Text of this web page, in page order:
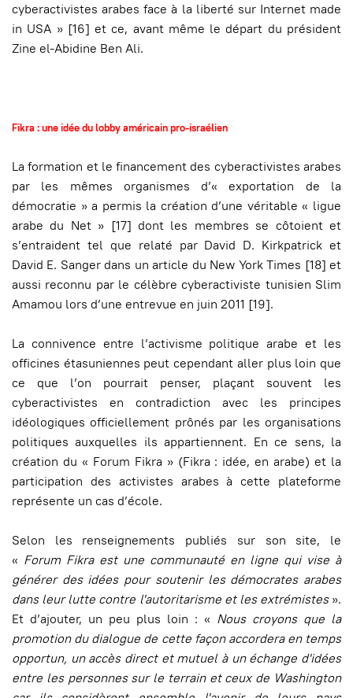
cyberactivistes arabes face à la liberté sur Internet made
in USA » [16] et ce, avant même le départ du président
Zine el-Abidine Ben Ali.
Fikra : une idée du lobby américain pro-israélien
La formation et le financement des cyberactivistes arabes
par les mêmes organismes d’« exportation de la
démocratie » a permis la création d’une véritable « ligue
arabe du Net » [17] dont les membres se côtoient et
s’entraident tel que relaté par David D. Kirkpatrick et
David E. Sanger dans un article du New York Times [18] et
aussi reconnu par le célèbre cyberactiviste tunisien Slim
Amamou lors d’une entrevue en juin 2011 [19].
La connivence entre l’activisme politique arabe et les
officines étasuniennes peut cependant aller plus loin que
ce que l’on pourrait penser, plaçant souvent les
cyberactivistes en contradiction avec les principes
idéologiques officiellement prônés par les organisations
politiques auxquelles ils appartiennent. En ce sens, la
création du « Forum Fikra » (Fikra : idée, en arabe) et la
participation des activistes arabes à cette plateforme
représente un cas d’école.
Selon les renseignements publiés sur son site, le
« Forum Fikra est une communauté en ligne qui vise à
générer des idées pour soutenir les démocrates arabes
dans leur lutte contre l'autoritarisme et les extrémistes».
Et d’ajouter, un peu plus loin : « Nous croyons que la
promotion du dialogue de cette façon accordera en temps
opportun, un accès direct et mutuel à un échange d'idées
entre les personnes sur le terrain et ceux de Washington